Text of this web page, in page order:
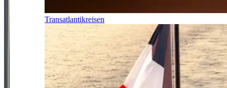
Transatlantikreisen